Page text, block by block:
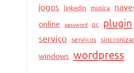
jogos linkedin musica
online password pc plugin
serviço serviços sincronizar
windows wordpress